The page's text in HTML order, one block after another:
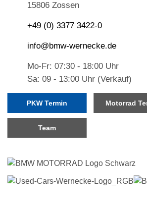
15806 Zossen
+49 (0) 3377 3422-0
info@bmw-wernecke.de
Mo-Fr: 07:30 - 18:00 Uhr
Sa: 09 - 13:00 Uhr (Verkauf)
PKW Termin Motorrad
Team